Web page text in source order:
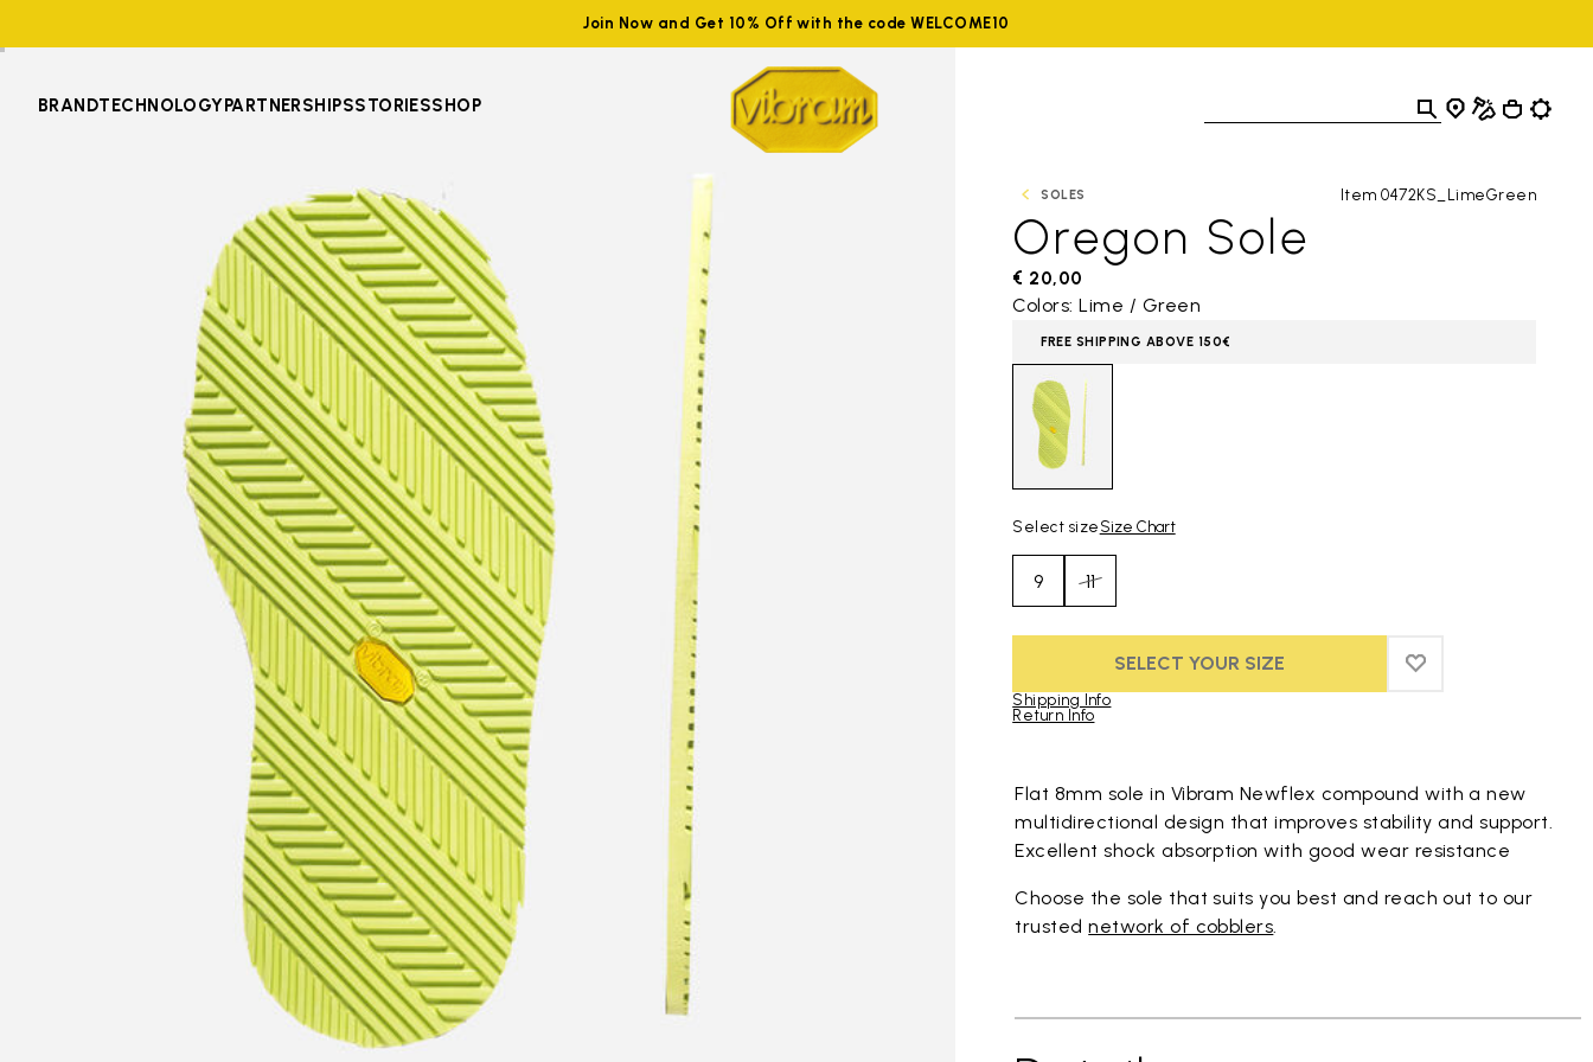
Join Now and Get 10% Off with the code WELCOME10
BRANDTECHNOLOGYPARTNERSHIPSSTORIESSHOP
SOLES Item 0472KS_LimeGreen
Oregon Sole
€ 20,00
Colors: Lime / Green
FREE SHIPPING ABOVE 150€
Select size Size Chart
9 11
SELECT YOUR SIZE ADD TO WISHLIST
ADD TO WISHLIST
Shipping Info
Return Info
Flat 8mm sole in Vibram Newflex compound with a new
multidirectional design that improves stability and support.
Excellent shock absorption with good wear resistance
Choose the sole that suits you best and reach out to our
trustednetwork of cobblers